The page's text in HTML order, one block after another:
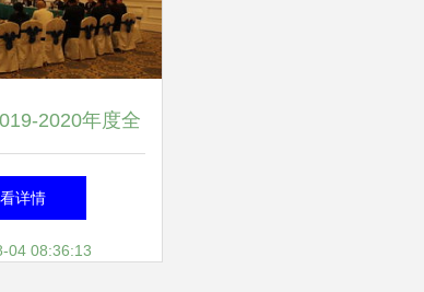
2020年度全
统筹委员会
工作会议暨展
详情
04 08:36:13